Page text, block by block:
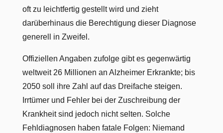
oft zu leichtfertig gestellt wird und zieht
darüberhinaus die Berechtigung dieser Diagnose
generell in Zweifel.
Offiziellen Angaben zufolge gibt es gegenwärtig
weltweit 26 Millionen an Alzheimer Erkrankte; bis
2050 soll ihre Zahl auf das Dreifache steigen.
Irrtümer und Fehler bei der Zuschreibung der
Krankheit sind jedoch nicht selten. Solche
Fehldiagnosen haben fatale Folgen: Niemand